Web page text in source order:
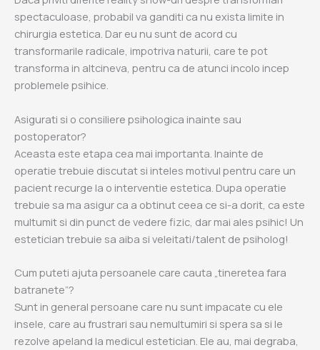
spectaculoase, probabil va ganditi ca nu exista limite in
chirurgia estetica. Dar eu nu sunt de acord cu
transformarile radicale, impotriva naturii, care te pot
transforma in altcineva, pentru ca de atunci incolo incep
problemele psihice.
Asigurati si o consiliere psihologica inainte sau
postoperator?
Aceasta este etapa cea mai importanta. Inainte de
operatie trebuie discutat si inteles motivul pentru care un
pacient recurge la o interventie estetica. Dupa operatie
trebuie sa ma asigur ca a obtinut ceea ce si-a dorit, ca este
multumit si din punct de vedere fizic, dar mai ales psihic! Un
estetician trebuie sa aiba si veleitati/talent de psiholog!
Cum puteti ajuta persoanele care cauta „tineretea fara
batranete”?
Sunt in general persoane care nu sunt impacate cu ele
insele, care au frustrari sau nemultumiri si spera sa si le
rezolve apeland la medicul estetician. Ele au, mai degraba,